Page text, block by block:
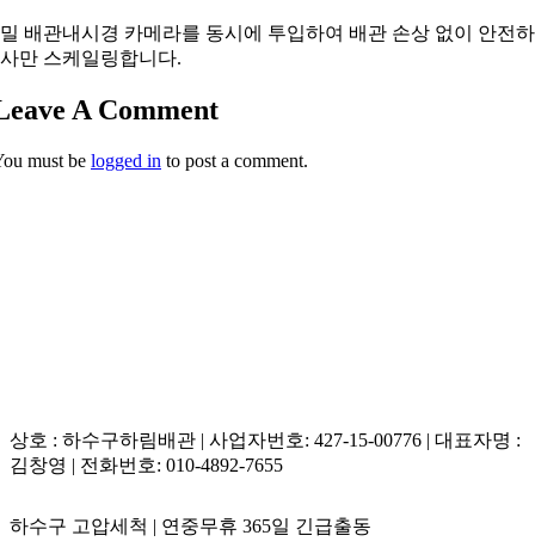
배관내시경 카메라를 동시에 투입하여 배관 손상 없이 안전
만 스케일링합니다.
A Comment
must be logged in to post a comment.
상호 : 하수구하림배관 | 사업자번호: 427-15-00776 | 대표자명 :
김창영 | 전화번호: 010-4892-7655
하수구 고압세척 | 연중무휴 365일 긴급출동